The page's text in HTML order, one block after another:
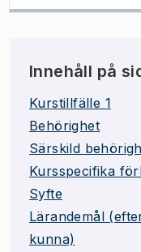
Innehåll på
Kurstillfälle 1
Behörighet
Särskild
Kursspecifika
Syfte
Lärandemål
kunna)